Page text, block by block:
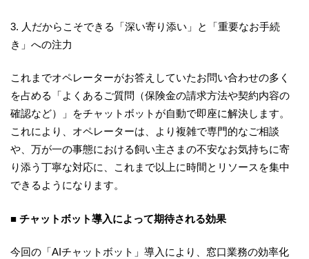
3. 人だからこそできる「深い寄り添い」と「重要なお手続
き」への注力
これまでオペレーターがお答えしていたお問い合わせの多く
を占める「よくあるご質問（保険金の請求方法や契約内容の
確認など）」をチャットボットが自動で即座に解決します。
これにより、オペレーターは、より複雑で専門的なご相談
や、万が一の事態における飼い主さまの不安なお気持ちに寄
り添う丁寧な対応に、これまで以上に時間とリソースを集中
できるようになります。
■ チャットボット導入によって期待される効果
今回の「AIチャットボット」導入により、窓口業務の効率化